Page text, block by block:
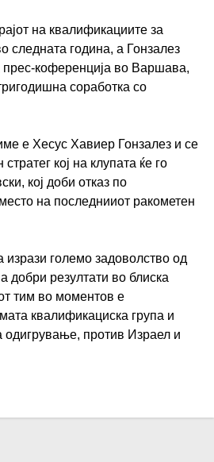
на квалификациите за
следната година, а Гонзалез
коференција во Варшава,
соработка со
е Хесус Хавиер Гонзалез и се
кој на клупата ќе го
кој доби отказ по
на последнииот ракометен
изрази големо задоволство од
добри резултати во блиска
тим во моментов е
квалификациска група и
против Израел и